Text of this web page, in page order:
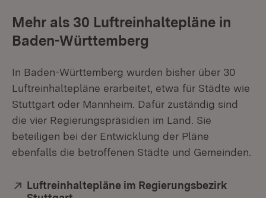
Mehr als 30 Luftreinhaltepläne in
Baden-Württemberg
In Baden-Württemberg wurden bisher über 30
Luftreinhaltepläne erarbeitet, etwa für Städte wie
Stuttgart oder Mannheim. Dafür zuständig sind
die vier Regierungspräsidien im Land. Sie
beteiligen bei der Entwicklung der Pläne
ebenfalls die betroffenen Städte und Gemeinden.
Extern:
Luftreinhaltepläne im Regierungsbezirk